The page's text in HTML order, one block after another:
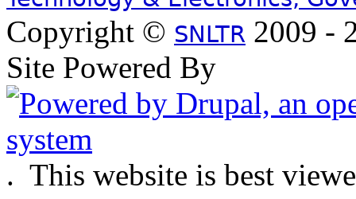
Copyright © SNLTR 2009 -
Site Powered By
. This website is best